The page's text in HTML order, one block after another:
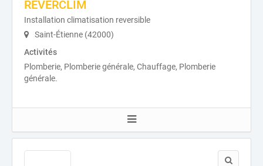
REVERCLIM
Installation climatisation reversible
Saint-Étienne (42000)
Activités
Plomberie, Plomberie générale, Chauffage, Plomberie
générale.